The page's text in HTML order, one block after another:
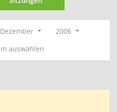
Dezember
2006
auswählen